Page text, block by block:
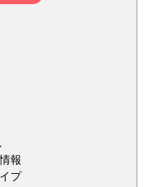
報
プ